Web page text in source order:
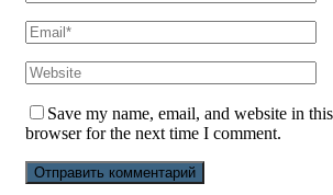
Save my name, email, and website in this
browser for the next time I comment.